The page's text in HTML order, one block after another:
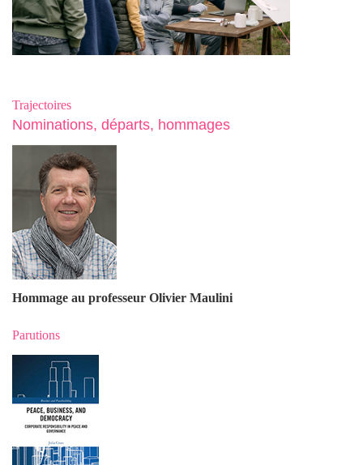
Trajectoires
Nominations, départs, hommages
Hommage au professeur Olivier Maulini
Parutions